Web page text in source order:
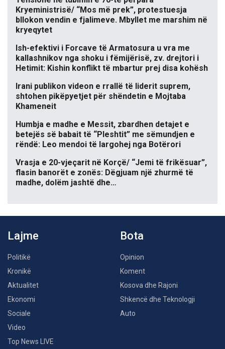
Kryeministrisë/ “Mos më prek”, protestuesja
bllokon vendin e fjalimeve. Mbyllet me marshim në
kryeqytet
Ish-efektivi i Forcave të Armatosura u vra me
kallashnikov nga shoku i fëmijërisë, zv. drejtori i
Hetimit: Kishin konflikt të mbartur prej disa kohësh
Irani publikon videon e rrallë të liderit suprem,
shtohen pikëpyetjet për shëndetin e Mojtaba
Khameneit
Humbja e madhe e Messit, zbardhen detajet e
betejës së babait të “Pleshtit” me sëmundjen e
rëndë: Leo mendoi të largohej nga Botërori
Vrasja e 20-vjeçarit në Korçë/ “Jemi të frikësuar”,
flasin banorët e zonës: Dëgjuam një zhurmë të
madhe, dolëm jashtë dhe…
Lajme
Politikë
Kronikë
Aktualitet
Ekonomi
Sociale
Video
Top News LIVE
Bota
Opinion
Koment
Kosova dhe Rajoni
Shkencë dhe Teknologji
Auto